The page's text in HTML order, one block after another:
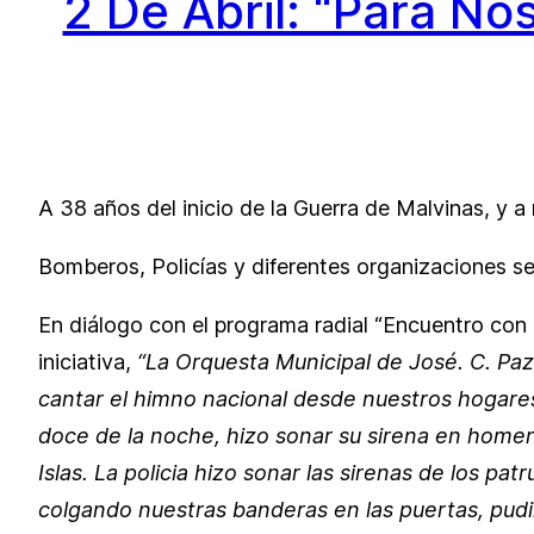
A 38 años del inicio de la Guerra de Malvinas, y
Bomberos, Policías y diferentes organizaciones
En diálogo con el programa radial “Encuentro
iniciativa, “La Orquesta Municipal de José. C.
cantar el himno nacional desde nuestros
doce de la noche, hizo sonar su sirena en
Islas. La policia hizo sonar las sirenas de los
colgando nuestras banderas en las puertas,